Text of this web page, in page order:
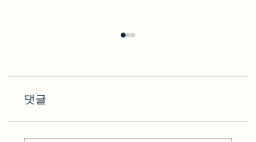
댓글